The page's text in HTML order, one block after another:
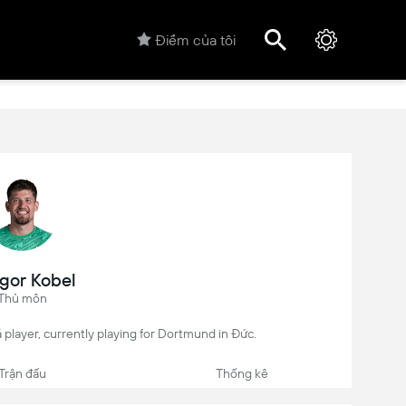
Điểm của tôi
Kobel
môn
player, currently playing for Dortmund in Đức.
đấu Thống kê